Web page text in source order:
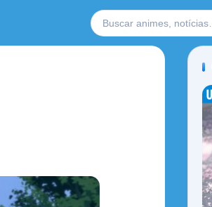
Buscar no site